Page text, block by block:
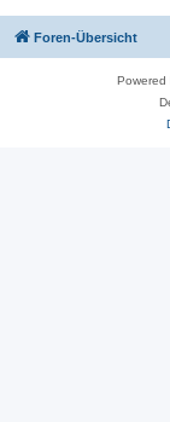
Foren-Übersicht
Powered